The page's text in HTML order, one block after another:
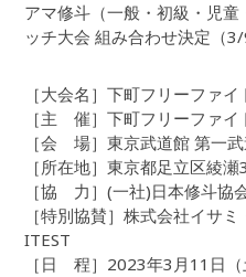
アマ修斗（一般・初級・児
ッチ大会 組み合わせ決定（3/
［大会名］下町フリーファイ
［主 催］下町フリーファイ
［会 場］東京武道館 第一
［所在地］東京都足立区綾
［協 力］(一社)日本修斗協
［特別協賛］株式会社イサ
ITEST
［日 程］2023年3月11日（